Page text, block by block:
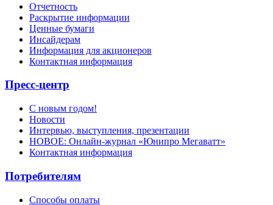
Отчетность
Раскрытие информации
Ценные бумаги
Инсайдерам
Информация для акционеров
Контактная информация
Пресс-центр
С новым годом!
Новости
Интервью, выступления, презентации
НОВОЕ: Онлайн-журнал «Юнипро Мегаватт»
Контактная информация
Потребителям
Способы оплаты